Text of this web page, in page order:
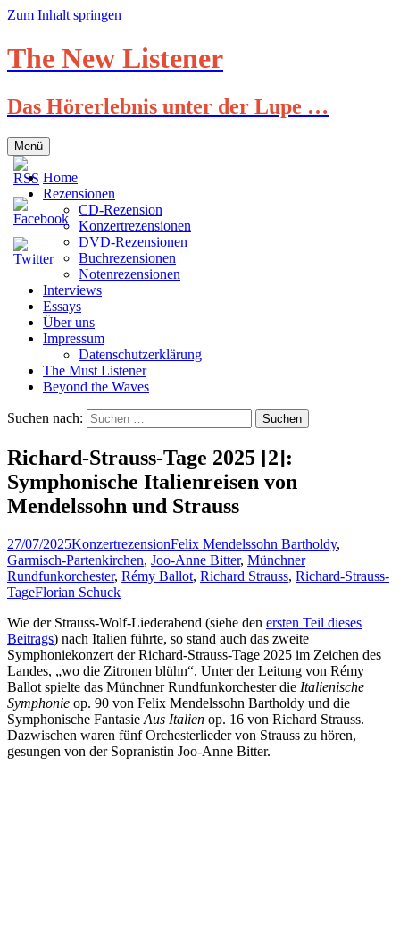
Zum Inhalt springen
The New Listener
Das Hörerlebnis unter der Lupe …
Menü
Home
Rezensionen
CD-Rezension
Konzertrezensionen
DVD-Rezensionen
Buchrezensionen
Notenrezensionen
Interviews
Essays
Über uns
Impressum
Datenschutzerklärung
The Must Listener
Beyond the Waves
Suchen nach:
Richard-Strauss-Tage 2025 [2]:
Symphonische Italienreisen von
Mendelssohn und Strauss
27/07/2025KonzertrezensionFelix Mendelssohn Bartholdy,
Garmisch-Partenkirchen, Joo-Anne Bitter, Münchner
Rundfunkorchester, Rémy Ballot, Richard Strauss, Richard-Strauss-
TageFlorian Schuck
Wie der Strauss-Wolf-Liederabend (siehe den ersten Teil dieses
Beitrags) nach Italien führte, so stand auch das zweite
Symphoniekonzert der Richard-Strauss-Tage 2025 im Zeichen des
Landes, „wo die Zitronen blühn“. Unter der Leitung von Rémy
Ballot spielte das Münchner Rundfunkorchester die Italienische
Symphonie op. 90 von Felix Mendelssohn Bartholdy und die
Symphonische Fantasie Aus Italien op. 16 von Richard Strauss.
Dazwischen waren fünf Orchesterlieder von Strauss zu hören,
gesungen von der Sopranistin Joo-Anne Bitter.